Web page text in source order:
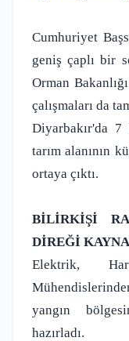
Cumhuriyet
geniş çaplı bir
Orman
çalışmaları da
Diyarbakır'da
tarım alanının
ortaya çıktı.
BİLİRKİŞİ
DİREĞİ
Elektrik,
yangın
hazırladı.